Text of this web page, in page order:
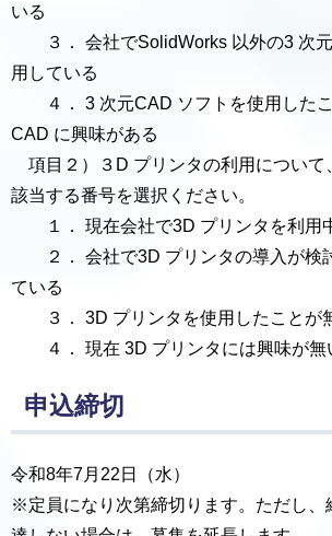
いる
３． 会社でSolidWorks 以外の3 次元
用している
４． 3 次元CAD ソフトを使用したこ
CAD に興味がある
項目２）３D プリンタの利用について
該当する番号を選択ください。
１． 現在会社で3D プリンタを利用
２． 会社で3D プリンタの導入が検
ている
３． 3D プリンタを使用したことが
４． 現在 3D プリンタには興味が無
申込締切
令和8年7月22日（水）
※定員になり次第締切ります。ただし、